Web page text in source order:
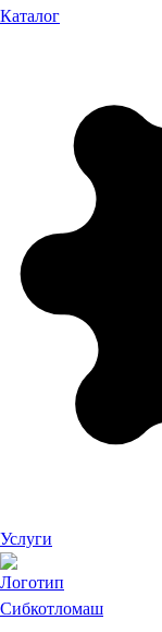
Каталог
Услуги